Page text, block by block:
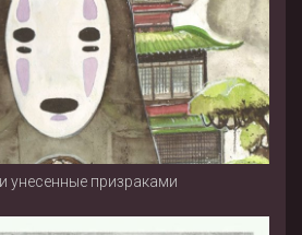
унесенные призраками